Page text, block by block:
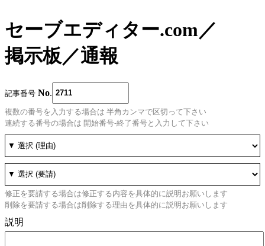
セーブエディター.com／
掲示板／通報
記事番号 No
複数の番号を入力する場合は 半角カンマで区切って下さい
連続する番号の場合は 開始番号-終了番号と入力して下さい
修正を要請する場合は修正する内容を具体的に説明お願いします
削除を要請する場合は削除する理由を具体的に説明お願いします
説明